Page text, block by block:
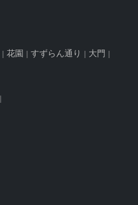
花園 すずらん通り
大門